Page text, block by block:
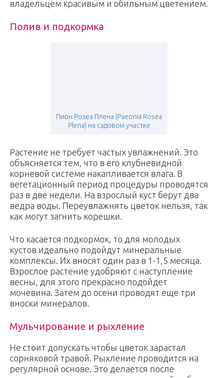
владельцем красивым и обильным цветением.
Полив и подкормка
Пион Розеа Плена (Paeonia Rosea
Plena) на садовом участке
Растение не требует частых увлажнений. Это
объясняется тем, что в его клубневидной
корневой системе накапливается влага. В
вегетационный период процедуры проводятся
раз в две недели. На взрослый куст берут два
ведра воды. Переувлажнять цветок нельзя, так
как могут загнить корешки.
Что касается подкормок, то для молодых
кустов идеально подойдут минеральные
комплексы. Их вносят один раз в 1-1,5 месяца.
Взрослое растение удобряют с наступление
весны, для этого прекрасно подойдет
мочевина. Затем до осени проводят еще три
вноски минералов.
Мульчирование и рыхление
Не стоит допускать чтобы цветок зарастал
сорняковой травой. Рыхление проводится на
регулярной основе. Это делается после